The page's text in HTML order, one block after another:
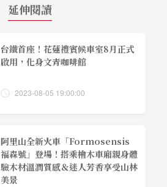
延伸閱讀
台鐵首座！花蓮禮賓候車室8月正式
啟用，化身文青咖啡館
2023-08-05 19:00:00
阿里山全新火車「Formosensis
福森號」登場！搭乘檜木車廂親身體
驗木材溫潤質感＆迷人芳香享受山林
美景